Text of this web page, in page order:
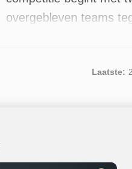
overgebleven teams
Laatste: